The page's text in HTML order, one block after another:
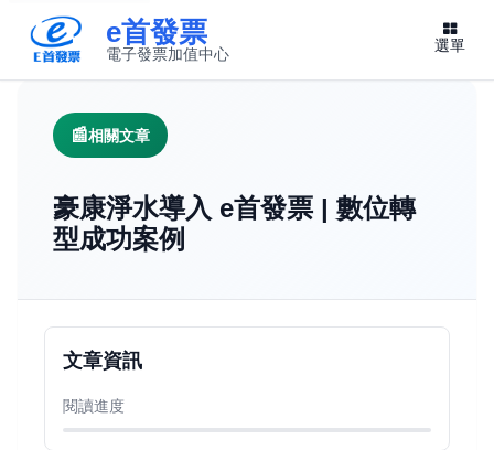
e首發票
電子發票加值中心 選單
相關文章
豪康淨水導入 e首發票 | 數位轉
型成功案例
文章資訊
閱讀進度